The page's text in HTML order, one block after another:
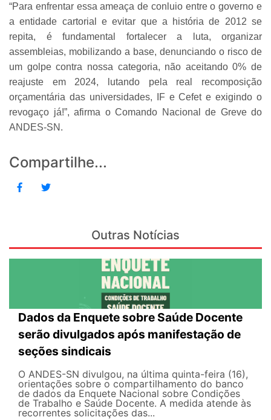
“Para enfrentar essa ameaça de conluio entre o governo e
a entidade cartorial e evitar que a história de 2012 se
repita, é fundamental fortalecer a luta, organizar
assembleias, mobilizando a base, denunciando o risco de
um golpe contra nossa categoria, não aceitando 0% de
reajuste em 2024, lutando pela real recomposição
orçamentária das universidades, IF e Cefet e exigindo o
revogaço já!”, afirma o Comando Nacional de Greve do
ANDES-SN.
Compartilhe...
Outras Notícias
Dados da Enquete sobre Saúde Docente
serão divulgados após manifestação de
seções sindicais
O ANDES-SN divulgou, na última quinta-feira (16),
orientações sobre o compartilhamento do banco
de dados da Enquete Nacional sobre Condições
de Trabalho e Saúde Docente. A medida atende às
recorrentes solicitações das...